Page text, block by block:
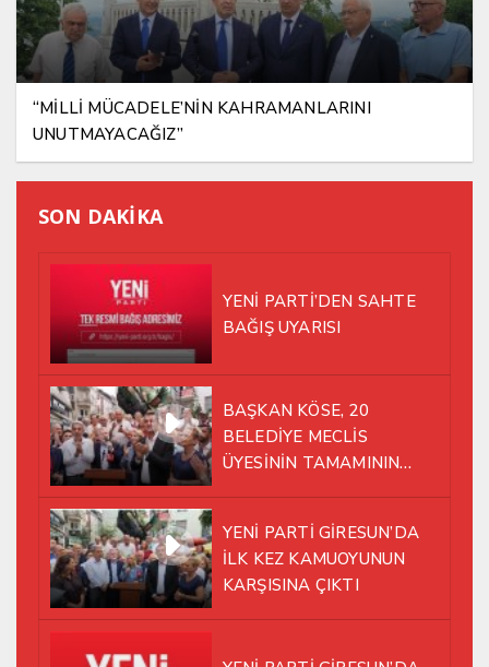
“MİLLİ MÜCADELE’NİN KAHRAMANLARINI
UNUTMAYACAĞIZ”
SON DAKİKA
YENİ PARTİ’DEN SAHTE
BAĞIŞ UYARISI
BAŞKAN KÖSE, 20
BELEDİYE MECLİS
ÜYESİNİN TAMAMININ
YÜRÜMEYE KARAR VERDİK
YENİ PARTİ GİRESUN’DA
İLK KEZ KAMUOYUNUN
KARŞISINA ÇIKTI